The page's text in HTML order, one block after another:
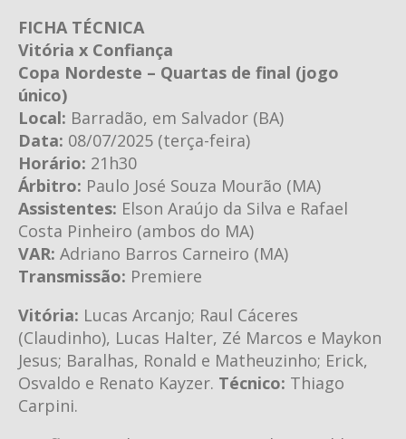
FICHA TÉCNICA
Vitória x Confiança
Copa Nordeste – Quartas de final (jogo
único)
Local: Barradão, em Salvador (BA)
Data: 08/07/2025 (terça-feira)
Horário: 21h30
Árbitro: Paulo José Souza Mourão (MA)
Assistentes: Elson Araújo da Silva e Rafael
Costa Pinheiro (ambos do MA)
VAR: Adriano Barros Carneiro (MA)
Transmissão: Premiere
Vitória: Lucas Arcanjo; Raul Cáceres
(Claudinho), Lucas Halter, Zé Marcos e Maykon
Jesus; Baralhas, Ronald e Matheuzinho; Erick,
Osvaldo e Renato Kayzer. Técnico: Thiago
Carpini.